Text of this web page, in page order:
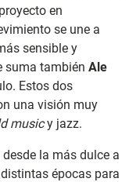
en
se une a
sensible y
suma también Ale
Estos dos
una visión muy
musicy jazz.
la más dulce a
épocas para